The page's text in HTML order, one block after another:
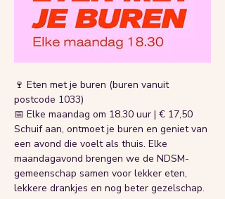
🍷 Eten met je buren (buren vanuit
postcode 1033)
📅 Elke maandag om 18.30 uur | € 17,50
Schuif aan, ontmoet je buren en geniet van
een avond die voelt als thuis. Elke
maandagavond brengen we de NDSM-
gemeenschap samen voor lekker eten,
lekkere drankjes en nog beter gezelschap.